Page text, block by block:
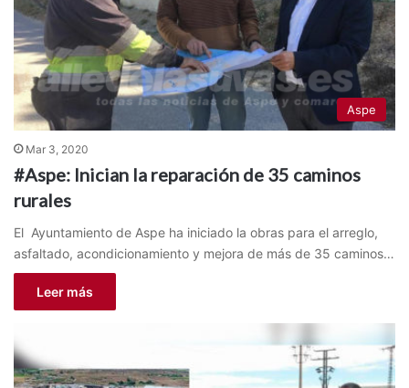
Aspe
Mar 3, 2020
#Aspe: Inician la reparación de 35 caminos
rurales
El Ayuntamiento de Aspe ha iniciado la obras para el arreglo,
asfaltado, acondicionamiento y mejora de más de 35 caminos…
Leer más